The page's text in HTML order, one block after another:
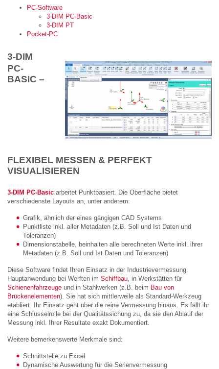
PC-Software
3-DIM PC-Basic
3-DIM PT
Pocket-PC
3-DIM
PC-
BASIC –
FLEXIBEL MESSEN & PERFEKT
VISUALISIEREN
3-DIM PC-Basic arbeitet Punktbasiert. Die Oberfläche bietet
verschiedenste Layouts an, unter anderem:
Grafik, ähnlich der eines gängigen CAD Systems
Punktliste inkl. aller Metadaten (z.B. Soll und Ist Daten und
Toleranzen)
Dimensionstabelle, beinhalten alle berechneten Werte inkl. ihrer
Metadaten (z.B. Soll und Ist Daten und Toleranzen)
Diese Software findet Ihren Einsatz in der Industrievermessung.
Hauptanwendung bei Werften im Schiffbau , in Werkstätten für
Schienenfahrzeuge und in Stahlwerken (z.B. beim Bau von
Brückenelementen). Sie hat sich mittlerweile als Standard-Werkzeug
etabliert. Ihr Einsatz geht über die reine Vermessung hinaus. Es fällt ihr
eine Schlüsselrolle bei der Qualitätssichung zu, da sie den Ablauf der
Messung inkl. Ihrer Resultate exakt Dokumentiert.
Weitere bemerkenswerte Merkmale sind:
Schnittstelle zu Excel
Dynamische Auswertung für die Serienvermessung